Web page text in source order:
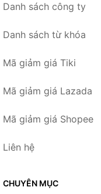
Danh sách công ty
Danh sách từ khóa
Mã giảm giá Tiki
Mã giảm giá Lazada
Mã giảm giá Shopee
Liên hệ
CHUYÊN MỤC